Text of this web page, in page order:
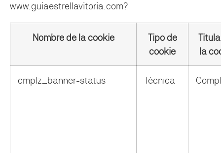
www.guiaestrellavitoria.com?
Nombre de la cookie
Tipo de
cookie
la
cmplz_banner-status Técnica